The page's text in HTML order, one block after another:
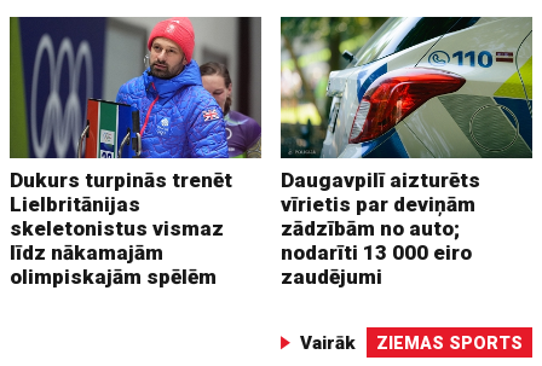
Dukurs turpinās trenēt
Lielbritānijas
skeletonistus vismaz
līdz nākamajām
olimpiskajām spēlēm
Daugavpilī aizturēts
vīrietis par deviņām
zādzībām no auto;
nodarīti 13 000 eiro
zaudējumi
Vairāk ZIEMAS SPORTS